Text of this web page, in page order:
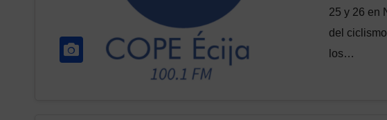
25 y 26 en
del
los…